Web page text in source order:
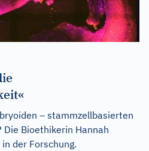
– stammzellbasierten
Die Bioethikerin Hannah
der Forschung.